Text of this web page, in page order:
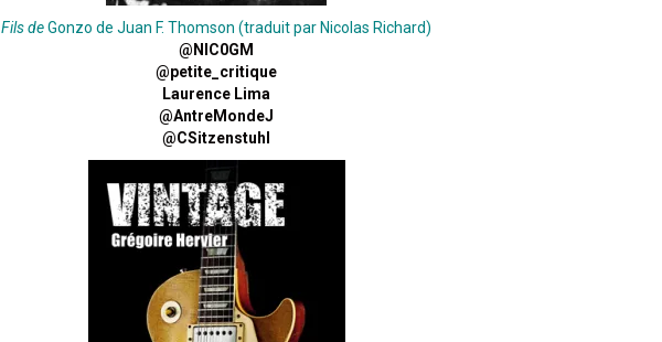
Fils deGonzo de Juan F. Thomson (traduit par Nicolas Richard)
@NIC0GM
@petite_critique
Laurence Lima
@AntreMondeJ
@CSitzenstuhl